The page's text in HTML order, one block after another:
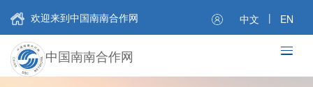
欢迎来到中国南南合作网 中文 | EN
中国南南合作网